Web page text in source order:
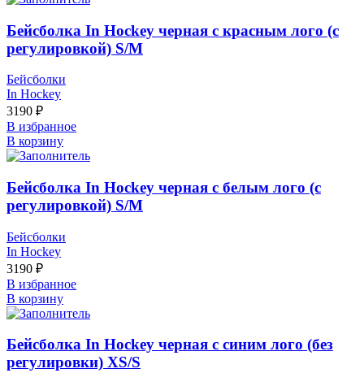
Бейсболка In Hockey черная с красным лого (с
регулировкой) S/М
Бейсболки
In Hockey
3190 ₽
В избранное
В корзину
Бейсболка In Hockey черная с белым лого (с
регулировкой) S/М
Бейсболки
In Hockey
3190 ₽
В избранное
В корзину
Бейсболка In Hockey черная с синим лого (без
регулировки) XS/S